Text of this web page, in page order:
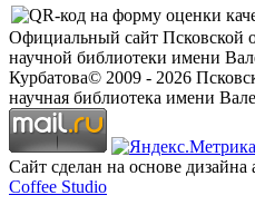
Официальный сайт Псковской
научной библиотеки имени
Курбатова© 2009 - 2026
научная библиотека имени
Сайт сделан на основе дизайна
Coffee Studio